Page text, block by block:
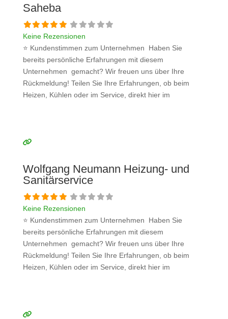
Saheba
Keine Rezensionen
⭐ Kundenstimmen zum Unternehmen Haben Sie
bereits persönliche Erfahrungen mit diesem
Unternehmen gemacht? Wir freuen uns über Ihre
Rückmeldung! Teilen Sie Ihre Erfahrungen, ob beim
Heizen, Kühlen oder im Service, direkt hier im
bitte mit konkreten Details an und bleiben
Wolfgang Neumann Heizung- und
Sanitärservice
Keine Rezensionen
⭐ Kundenstimmen zum Unternehmen Haben Sie
bereits persönliche Erfahrungen mit diesem
Unternehmen gemacht? Wir freuen uns über Ihre
Rückmeldung! Teilen Sie Ihre Erfahrungen, ob beim
Heizen, Kühlen oder im Service, direkt hier im
bitte mit konkreten Details an und bleiben